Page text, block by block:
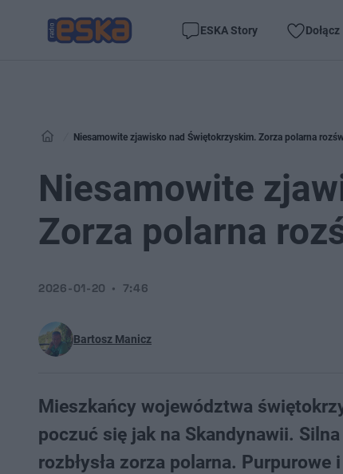
ESKA Story Dołącz
Niesamowite zjawisko nad Świętokrzyskim. Zorza polarna
Niesamowite
Zorza polarna
Bartosz Manicz
2026-01-20 7:46
Mieszkańcy województwa
poczuć się jak na Skandynawii.
rozbłysła zorza polarna.